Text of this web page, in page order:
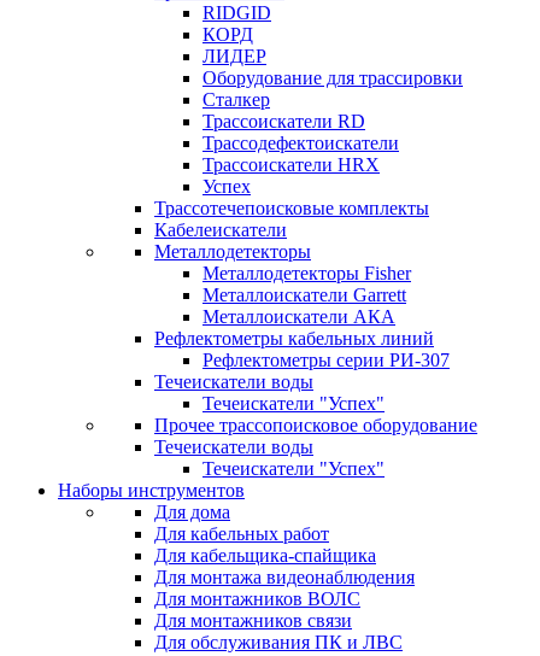
RIDGID
КОРД
ЛИДЕР
Оборудование для трассировки
Сталкер
Трасcоискатели RD
Трассодефектоискатели
Трассоискатели HRX
Успех
Трассотечепоисковые комплекты
Кабелеискатели
Металлодетекторы
Металлодетекторы Fisher
Металлоискатели Garrett
Металлоискатели АКА
Рефлектометры кабельных линий
Рефлектометры серии РИ-307
Течеискатели воды
Течеискатели "Успех"
Прочее трассопоисковое оборудование
Течеискатели воды
Течеискатели "Успех"
Наборы инструментов
Для дома
Для кабельных работ
Для кабельщика-спайщика
Для монтажа видеонаблюдения
Для монтажников ВОЛС
Для монтажников связи
Для обслуживания ПК и ЛВС